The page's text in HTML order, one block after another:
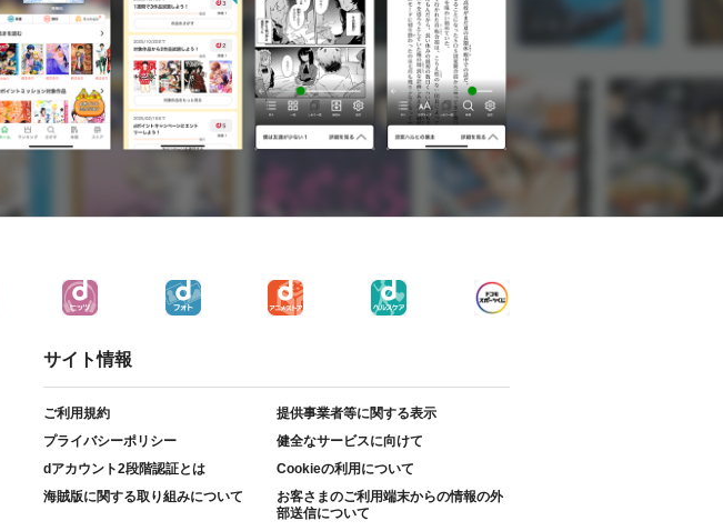
サイト情報
ご利用規約
提供事業者等に関する表示
プライバシーポリシー
健全なサービスに向けて
dアカウント2段階認証とは
Cookieの利用について
海賊版に関する取り組みについて
お客さまのご利用端末からの情報の外
部送信について